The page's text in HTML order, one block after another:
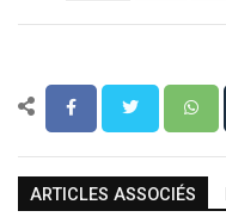
ARTICLES ASSOCIÉS